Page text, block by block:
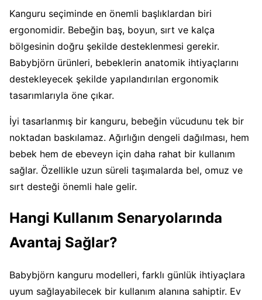
Kanguru seçiminde en önemli başlıklardan biri
ergonomidir. Bebeğin baş, boyun, sırt ve kalça
bölgesinin doğru şekilde desteklenmesi gerekir.
Babybjörn ürünleri, bebeklerin anatomik ihtiyaçlarını
destekleyecek şekilde yapılandırılan ergonomik
tasarımlarıyla öne çıkar.
İyi tasarlanmış bir kanguru, bebeğin vücudunu tek bir
noktadan baskılamaz. Ağırlığın dengeli dağılması, hem
bebek hem de ebeveyn için daha rahat bir kullanım
sağlar. Özellikle uzun süreli taşımalarda bel, omuz ve
sırt desteği önemli hale gelir.
Hangi Kullanım Senaryolarında
Avantaj Sağlar?
Babybjörn kanguru modelleri, farklı günlük ihtiyaçlara
uyum sağlayabilecek bir kullanım alanına sahiptir. Ev